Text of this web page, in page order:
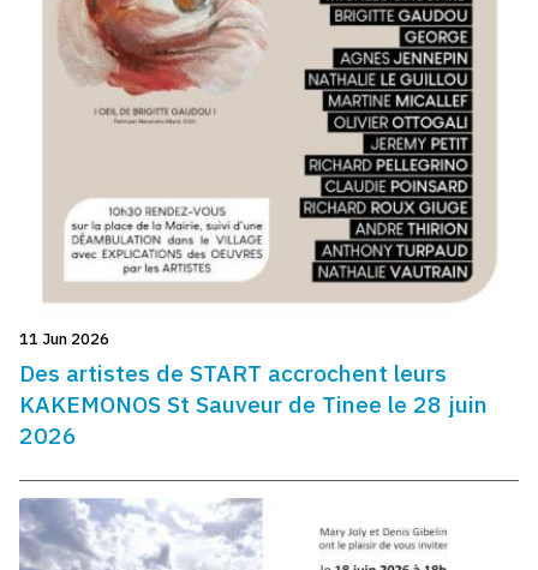
11 Jun 2026
Des artistes de START accrochent leurs
KAKEMONOS St Sauveur de Tinee le 28 juin
2026